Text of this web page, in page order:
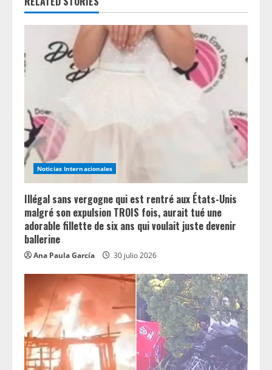
R
a
i
n
g
Noticias Internacionales
Illégal sans vergogne qui est rentré aux États-Unis
malgré son expulsion TROIS fois, aurait tué une
adorable fillette de six ans qui voulait juste devenir
ballerine
Ana Paula García 30 julio 2026